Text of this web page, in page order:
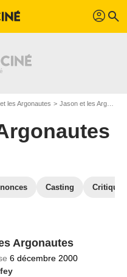
profil search
les Argonautes Jason et les Argonautes en DVD
Casting
Argonautes
6 décembre 2000